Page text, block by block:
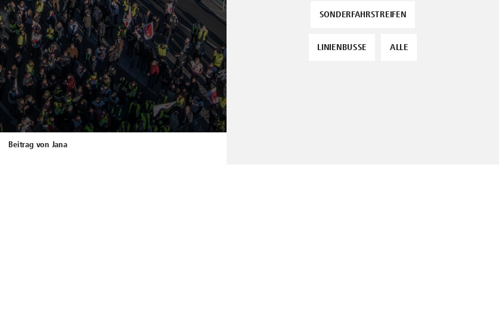
Beitrag von Jana
SONDERFAHRSTREIFEN
LINIENBUSSE ALLE